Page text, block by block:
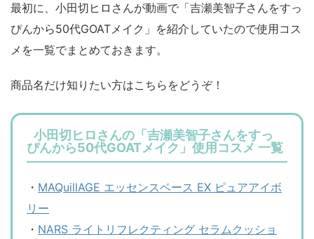
最初に、小田切ヒロさんが動画で「吉瀬美智子さんをすっ
ぴんから50代GOATメイク」を紹介していたので使用コス
メを一覧でまとめておきます。
商品名だけ知りたい方はこちらをどうぞ！
小田切ヒロさんの「吉瀬美智子さんをすっ
ぴんから50代GOATメイク」使用コスメ 一覧
・ MAQuillAGE エッセンスベース EX ピュアアイボ
リー
・ NARS ライトリフレクティング セラムクッショ